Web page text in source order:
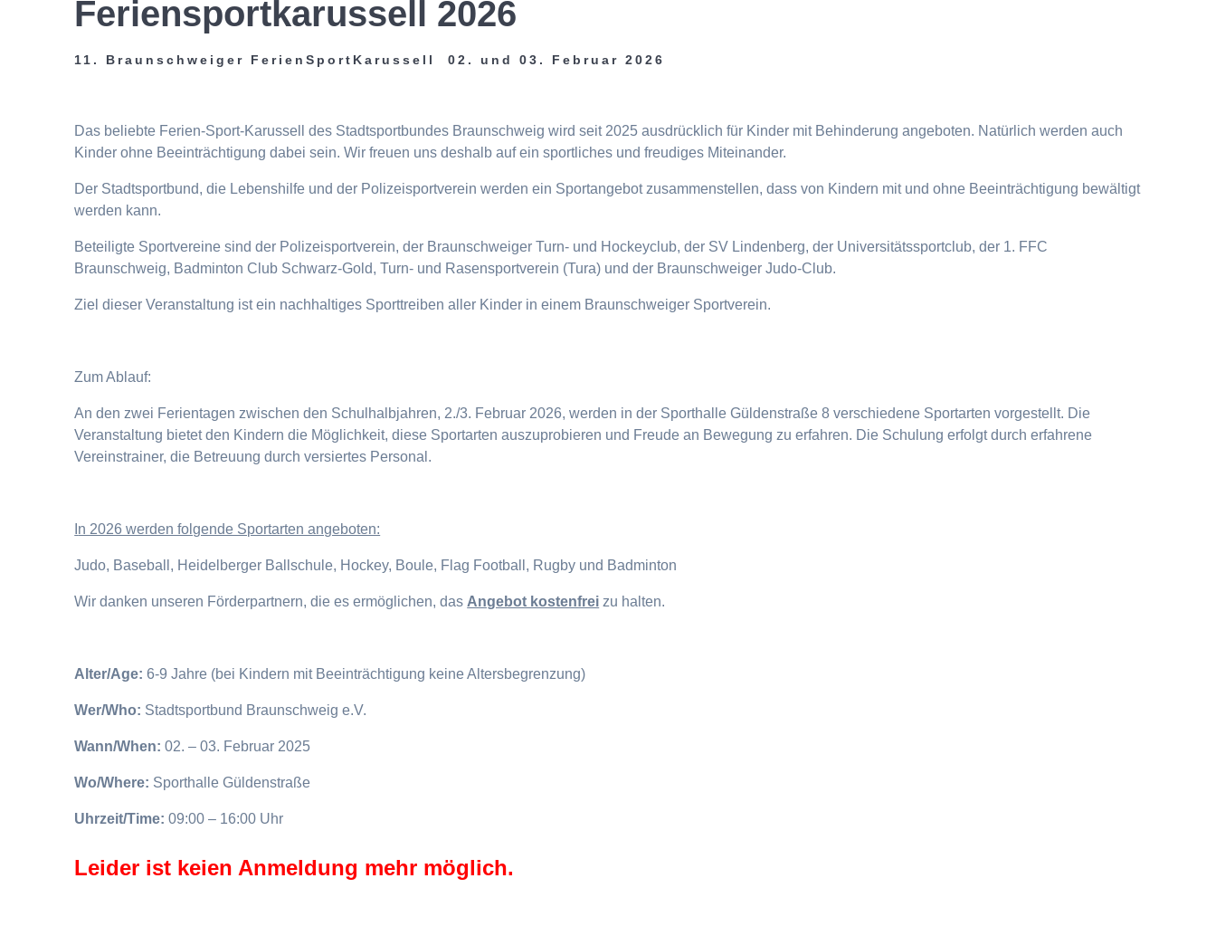
Feriensportkarussell 2026
11. Braunschweiger FerienSportKarussell 02. und 03. Februar 2026
Das beliebte Ferien-Sport-Karussell des Stadtsportbundes Braunschweig wird seit 2025 ausdrücklich für Kinder mit Behinderung angeboten. Natürlich werden auch
Kinder ohne Beeinträchtigung dabei sein. Wir freuen uns deshalb auf ein sportliches und freudiges Miteinander.
Der Stadtsportbund, die Lebenshilfe und der Polizeisportverein werden ein Sportangebot zusammenstellen, dass von Kindern mit und ohne Beeinträchtigung bewältigt
werden kann.
Beteiligte Sportvereine sind der Polizeisportverein, der Braunschweiger Turn- und Hockeyclub, der SV Lindenberg, der Universitätssportclub, der 1. FFC
Braunschweig, Badminton Club Schwarz-Gold, Turn- und Rasensportverein (Tura) und der Braunschweiger Judo-Club.
Ziel dieser Veranstaltung ist ein nachhaltiges Sporttreiben aller Kinder in einem Braunschweiger Sportverein.
Zum Ablauf:
An den zwei Ferientagen zwischen den Schulhalbjahren, 2./3. Februar 2026, werden in der Sporthalle Güldenstraße 8 verschiedene Sportarten vorgestellt. Die
Veranstaltung bietet den Kindern die Möglichkeit, diese Sportarten auszuprobieren und Freude an Bewegung zu erfahren. Die Schulung erfolgt durch erfahrene
Vereinstrainer, die Betreuung durch versiertes Personal.
n 2026 werden folgende Sportarten angeboten:
Judo, Baseball, Heidelberger Ballschule, Hockey, Boule, Flag Football, Rugby und Badminton
Wir danken unseren Förderpartnern, die es ermöglichen, das Angebot kostenfrei zu halten.
Alter/Age:6-9 Jahre (bei Kindern mit Beeinträchtigung keine Altersbegrenzung)
Wer/Who: Stadtsportbund Braunschweig e.V.
Wann/When:02. – 03. Februar 2025
Wo/Where: Sporthalle Güldenstraße
Uhrzeit/Time:09:00 – 16:00 Uhr
Leider ist keien Anmeldung mehr möglich.